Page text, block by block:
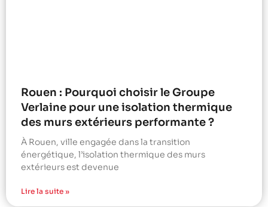
Rouen : Pourquoi choisir le Groupe
Verlaine pour une isolation thermique
des murs extérieurs performante ?
À Rouen, ville engagée dans la transition
énergétique, l’isolation thermique des murs
extérieurs est devenue
Lire la suite »